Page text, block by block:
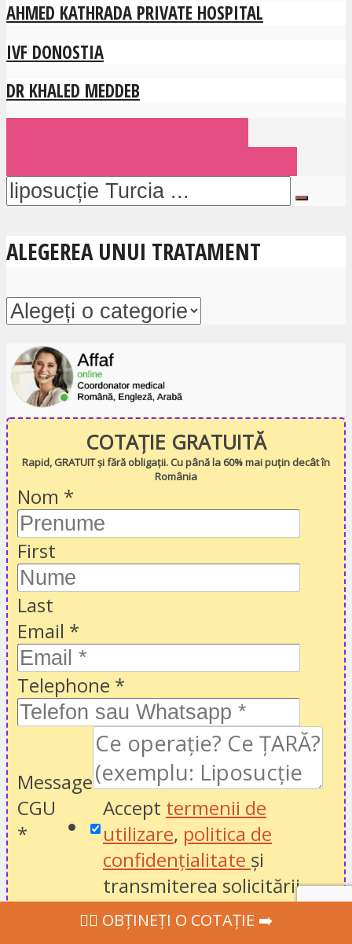
AHMED KATHRADA PRIVATE HOSPITAL
IVF DONOSTIA
DR KHALED MEDDEB
ALEGEREA UNUI TRATAMENT
COTAȚIE GRATUITĂ
Rapid, GRATUIT și fără obligații. Cu până la 60% mai puțin decât în
România
Nom *
First
Last
Email *
Telephone *
Message
CGU
*
Accept termenii de
utilizare, politica de
confidențialitate și
transmiterea solicitării
mele către profesioniștii
din domeniul sănătății
‍👩‍⚕ OBȚINEȚI O COTAȚIE ➡️